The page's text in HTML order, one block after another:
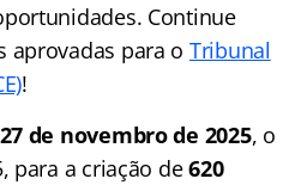
Continue
aprovadas para o Tribunal
!
27 de novembro de 2025, o
para a criação de620